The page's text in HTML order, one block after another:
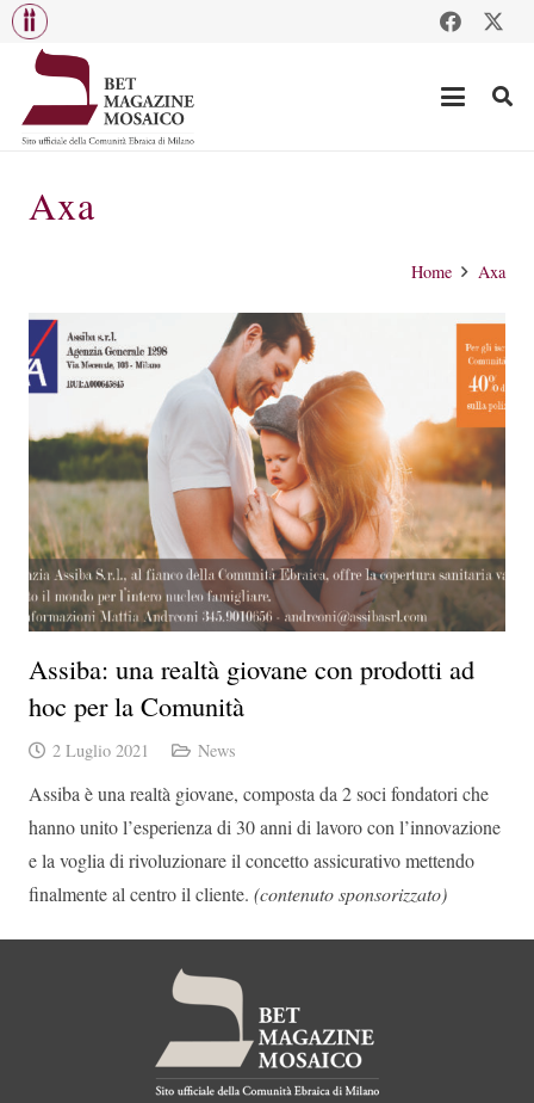
Axa
Home Axa
Assiba: una realtà giovane con prodotti ad
hoc per la Comunità
2 Luglio 2021 News
Assiba è una realtà giovane, composta da 2 soci fondatori che
hanno unito l’esperienza di 30 anni di lavoro con l’innovazione
e la voglia di rivoluzionare il concetto assicurativo mettendo
finalmente al centro il cliente. (contenuto sponsorizzato)